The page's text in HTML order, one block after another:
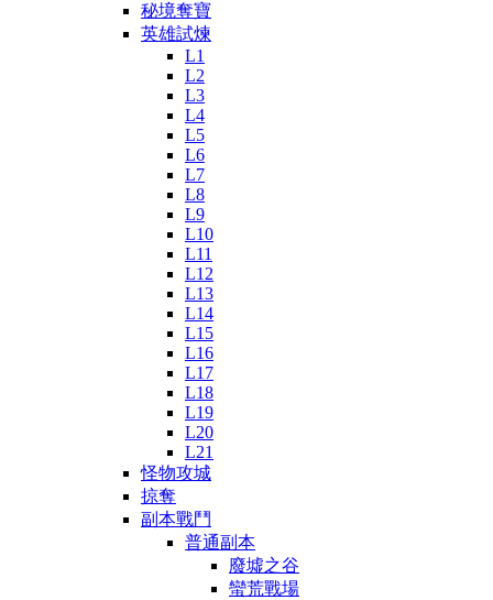
秘境奪寶
英雄試煉
L1
L2
L3
L4
L5
L6
L7
L8
L9
L10
L11
L12
L13
L14
L15
L16
L17
L18
L19
L20
L21
怪物攻城
掠奪
副本戰鬥
普通副本
廢墟之谷
蠻荒戰場